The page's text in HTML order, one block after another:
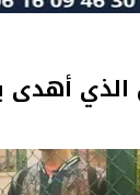
الذي أهدى